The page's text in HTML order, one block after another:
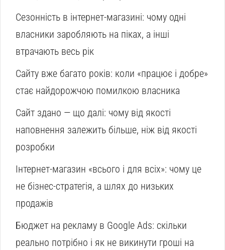
Сезонність в інтернет-магазині: чому одні
власники заробляють на піках, а інші
втрачають весь рік
Сайту вже багато років: коли «працює і добре»
стає найдорожчою помилкою власника
Сайт здано — що далі: чому від якості
наповнення залежить більше, ніж від якості
розробки
Інтернет-магазин «всього і для всіх»: чому це
не бізнес-стратегія, а шлях до низьких
продажів
Бюджет на рекламу в Google Ads: скільки
реально потрібно і як не викинути гроші на